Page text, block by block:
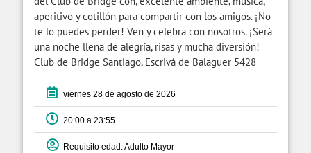
aperitivo y cotillón para compartir con los amigos. ¡No
te lo puedes perder! Ven y celebra con nosotros. ¡Será
una noche llena de alegría, risas y mucha diversión!
Club de Bridge Santiago, Escrivá de Balaguer 5428
viernes 28 de agosto de 2026
20:00 a 23:55
Requisito edad: Adulto Mayor